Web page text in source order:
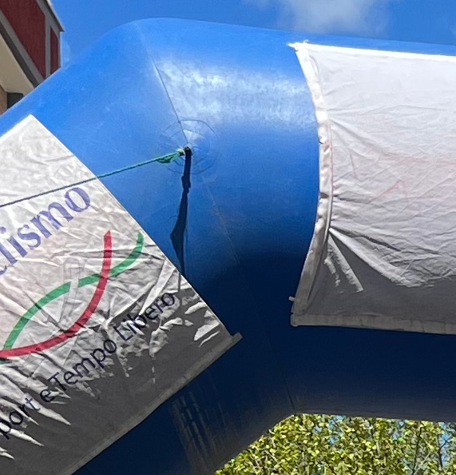
VELA
VOLLEY